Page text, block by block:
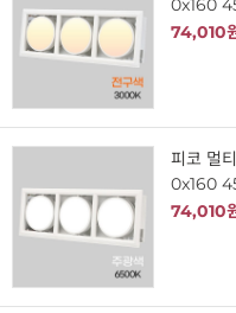
0x160
74,010
피코 멀
0x160
74,010